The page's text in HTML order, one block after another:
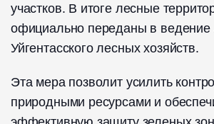
участков. В итоге лесные
официально переданы в ведение
Уйгентасского лесных хозяйств.
Эта мера позволит усилить
природными ресурсами и